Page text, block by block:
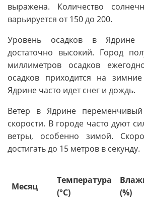
выражена. Количество
варьируется от 150 до 200.
Уровень осадков в Ядрине
достаточно высокий. Город
миллиметров осадков
осадков приходится на
Ядрине часто идет снег и дождь.
Ветер в Ядрине
скорости. В городе часто дуют
ветры, особенно зимой.
достигать до 15 метров в секунду.
Месяц
Температура
(°C)
(%)